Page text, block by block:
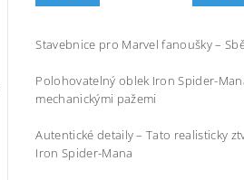
Stavebnice pro Marvel fanoušky –
Polohovatelný oblek Iron Spider-
mechanickými pažemi
Autentické detaily – Tato realisticky
Iron Spider-Mana